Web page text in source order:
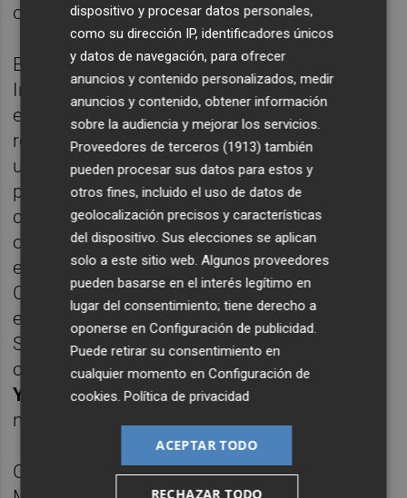
comunicación.
Esta situación provocó el malestar en
Iniciativa y, por ende, de Compromís, que ya
en la noche del lunes habría transmitido su
rechazo al nombramiento al no considerarla
una designación "de consenso" cuya
propuesta hubiera nacido del seno de la
coalición, por lo que decidió frenarse la
operación. Una circunstancia que se explicó
este martes a través de la portavoz de
Compromís en el Congreso,Àgueda Micó
en una reunión matinal con dirigentes de
Sumar, que terminó, según las fuentes
consultadas, con la disculpa del partido de
Yolanda Díazy la suspensión del
nombramiento.
Cabe recordar que, según lo acordado entre
dispositivo y procesar datos personales,
como su dirección IP, identificadores únicos
y datos de navegación, para ofrecer
anuncios y contenido personalizados, medir
anuncios y contenido, obtener información
sobre la audiencia y mejorar los servicios.
Proveedores de terceros (1913) también
pueden procesar sus datos para estos y
otros fines, incluido el uso de datos de
geolocalización precisos y características
del dispositivo. Sus elecciones se aplican
solo a este sitio web. Algunos proveedores
pueden basarse en el interés legítimo en
lugar del consentimiento; tiene derecho a
oponerse enConfiguración de publicidad
Puede retirar su consentimiento en
cualquier momento enConfiguración de
cookies .Política de privacidad
ACEPTAR TODO
RECHAZAR TODO